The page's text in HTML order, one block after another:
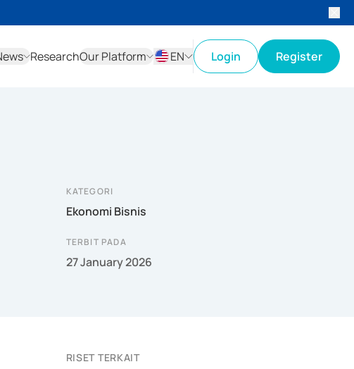
ResearchOur Platform
EN
Login Register
KATEGORI
Ekonomi Bisnis
TERBIT PADA
27 January 2026
RISET TERKAIT